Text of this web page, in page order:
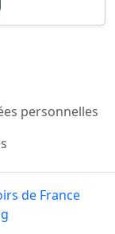
personnelles
de France